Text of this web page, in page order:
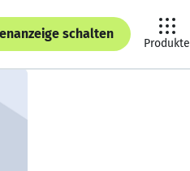
schalten
Produkte